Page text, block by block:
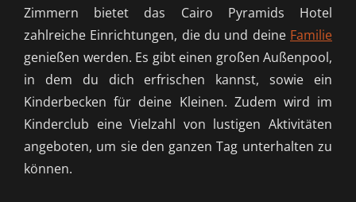
Zimmern bietet das Cairo Pyramids Hotel
zahlreiche Einrichtungen, die du und deine Familie
genießen werden. Es gibt einen großen Außenpool,
in dem du dich erfrischen kannst, sowie ein
Kinderbecken für deine Kleinen. Zudem wird im
Kinderclub eine Vielzahl von lustigen Aktivitäten
angeboten, um sie den ganzen Tag unterhalten zu
können.